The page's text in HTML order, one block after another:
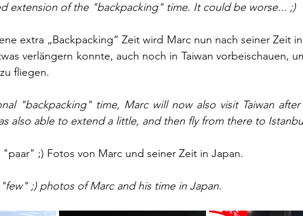
extension of the "backpacking" time. It could be worse... ;)
extra „Backpacking“ Zeit wird Marc nun nach seiner Zeit
verlängern konnte, auch noch in Taiwan vorbeischauen,
fliegen.
"backpacking" time, Marc will now also visit Taiwan
also able to extend a little, and then fly from there to
;) Fotos von Marc und seiner Zeit in Japan.
;) photos of Marc and his time in Japan.